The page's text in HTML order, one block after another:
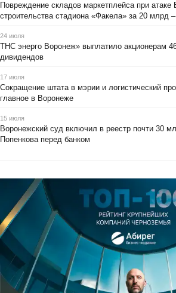
Повреждение складов маркетплейса при
строительства стадиона «Факела» за 20 млрд
24 июля
ТНС энерго Воронеж» выплатило акционерам
дивидендов
17 июля
Сокращение штата в мэрии и логистический
главное в Воронеже
15 июля
Воронежский суд включил в реестр почти 30
Попенкова перед банком